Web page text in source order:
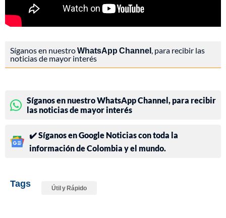
Síganos en nuestroWhatsApp Channel, para recibir las
noticias de mayor interés
Síganos en nuestro WhatsApp Channel, para recibir
las noticias de mayor interés
✔️ Síganos en Google Noticias con toda la
información de Colombia y el mundo.
Tags Útil y Rápido